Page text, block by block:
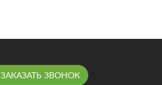
ЗАКАЗАТЬ ЗВОНОК